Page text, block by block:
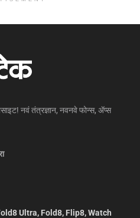
नवं तंत्रज्ञान, नवनवे फोन्स, ॲप्स
Ultra, Fold8, Flip8, Watch